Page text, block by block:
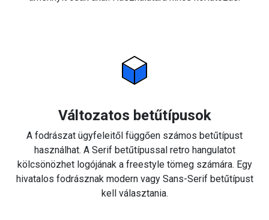
Változatos betűtípusok
A fodrászat ügyfeleitől függően számos betűtípust
használhat. A Serif betűtípussal retro hangulatot
kölcsönözhet logójának a freestyle tömeg számára. Egy
hivatalos fodrásznak modern vagy Sans-Serif betűtípust
kell választania.